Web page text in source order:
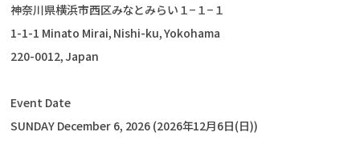
神奈川県横浜市西区みなとみらい１−１−１
1-1-1 Minato Mirai, Nishi-ku, Yokohama
220-0012, Japan
Event Date
SUNDAY December 6, 2026 (2026年12月6日(日))